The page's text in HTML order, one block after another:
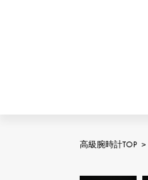
高級腕時計TOP >